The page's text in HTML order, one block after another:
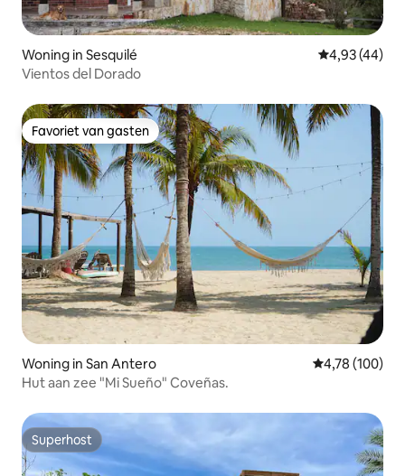
Woning in Sesquilé Gemiddelde
4,93 (44)
Vientos del Dorado
Favoriet van gasten
Favoriet van gasten
Woning in San Antero Gemiddelde
4,78 (100)
Hut aan zee "Mi Sueño" Coveñas.
Superhost
Superhost